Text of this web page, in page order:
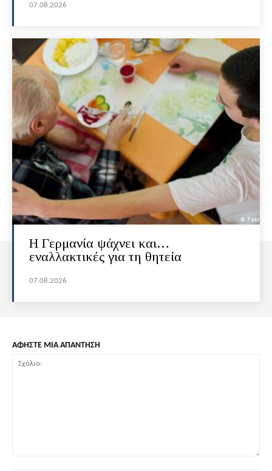
07.08.2026
H Γερμανία ψάχνει και…
εναλλακτικές για τη θητεία
07.08.2026
ΑΦΗΣΤΕ ΜΙΑ ΑΠΑΝΤΗΣΗ